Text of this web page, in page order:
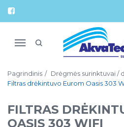
Navigacija
Pagrindinis
Drėgmės surinktuvai /
Filtras drėkintuvo Eurom Oasis 303
FILTRAS
OASIS 303 WIFI